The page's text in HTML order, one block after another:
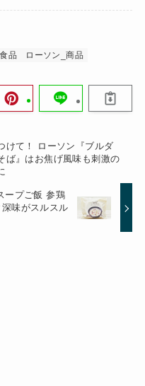
品 ローソン_商品
けて！ ローソン『ブルダ
ば』はお焦げ風味も刺激の
ープご飯 参鶏
味がスルスル